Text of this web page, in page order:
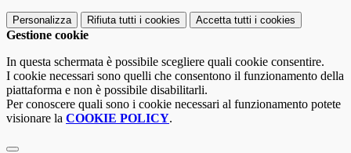
Personalizza Rifiuta tutti i cookies Accetta tutti i cookies
Gestione cookie
In questa schermata è possibile scegliere quali cookie consentire.
I cookie necessari sono quelli che consentono il funzionamento della
piattaforma e non è possibile disabilitarli.
Per conoscere quali sono i cookie necessari al funzionamento potete
visionare la COOKIE POLICY.